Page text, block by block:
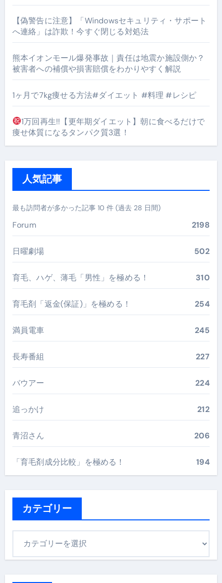
【偽警告に注意】「Windowsセキュリティ・サポート
へ連絡」は詐欺！今すぐ閉じる対処法
熊本イオンモール爆発事故｜責任は地震か施設側か？
被害者への補償や損害賠償をわかりやすく解説
1ヶ月で7kg痩せる方法#ダイエット #料理 #レシピ
1万回再生!!【更年期ダイエット】朝に食べるだけで
痩せ体質になるタンパク質3選！
人気記事
最も訪問者が多かった記事 10 件 (過去 28 日間)
Forum 2198
日曜劇場 502
育毛、ハゲ、薄毛「男性」を極める！ 310
育毛剤「返金(保証)」を極める！ 254
満員電車 245
長寿番組 227
バウアー 224
追っかけ 212
青沼さん 206
「育毛剤成分比較」を極める！ 194
カテゴリー